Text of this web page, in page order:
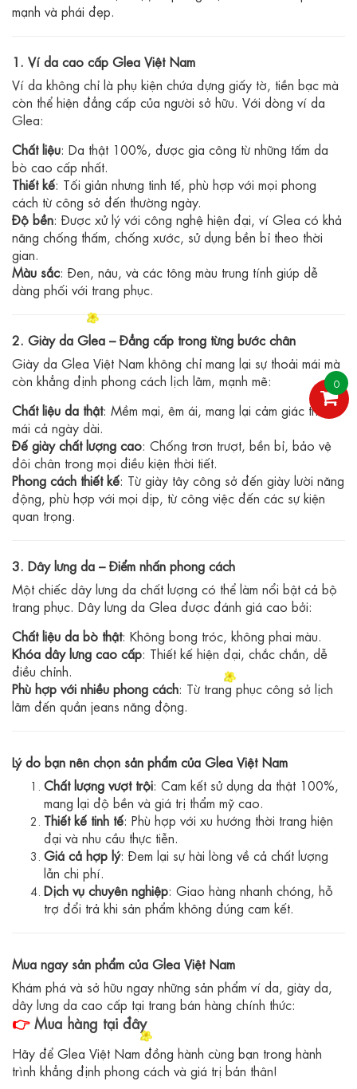
mạnh và phái đẹp.
1. Ví da cao cấp Glea Việt Nam
Ví da không chỉ là phụ kiện chứa đựng giấy tờ, tiền bạc mà
còn thể hiện đẳng cấp của người sở hữu. Với dòng ví da
Glea:
Chất liệu: Da thật 100%, được gia công từ những tấm da
bò cao cấp nhất.
Thiết kế: Tối giản nhưng tinh tế, phù hợp với mọi phong
cách từ công sở đến thường ngày.
Độ bền: Được xử lý với công nghệ hiện đại, ví Glea có khả
năng chống thấm, chống xước, sử dụng bền bỉ theo thời
gian.
Màu sắc: Đen, nâu, và các tông màu trung tính giúp dễ
dàng phối với trang phục.
2. Giày da Glea – Đẳng cấp trong từng bước chân
Giày da Glea Việt Nam không chỉ mang lại sự thoải mái mà
còn khẳng định phong cách lịch lãm, mạnh mẽ:
Chất liệu da thật: Mềm mại, êm ái, mang lại cảm giác thoải
mái cả ngày dài.
Đế giày chất lượng cao: Chống trơn trượt, bền bỉ, bảo vệ
đôi chân trong mọi điều kiện thời tiết.
Phong cách thiết kế: Từ giày tây công sở đến giày lười năng
động, phù hợp với mọi dịp, từ công việc đến các sự kiện
quan trọng.
3. Dây lưng da – Điểm nhấn phong cách
Một chiếc dây lưng da chất lượng có thể làm nổi bật cả bộ
trang phục. Dây lưng da Glea được đánh giá cao bởi:
Chất liệu da bò thật: Không bong tróc, không phai màu.
Khóa dây lưng cao cấp: Thiết kế hiện đại, chắc chắn, dễ
điều chỉnh.
Phù hợp với nhiều phong cách: Từ trang phục công sở lịch
lãm đến quần jeans năng động.
Lý do bạn nên chọn sản phẩm của Glea Việt Nam
Chất lượng vượt trội: Cam kết sử dụng da thật 100%,
mang lại độ bền và giá trị thẩm mỹ cao.
Thiết kế tinh tế: Phù hợp với xu hướng thời trang hiện
đại và nhu cầu thực tiễn.
Giá cả hợp lý: Đem lại sự hài lòng về cả chất lượng
lẫn chi phí.
Dịch vụ chuyên nghiệp: Giao hàng nhanh chóng, hỗ
trợ đổi trả khi sản phẩm không đúng cam kết.
Mua ngay sản phẩm của Glea Việt Nam
Khám phá và sở hữu ngay những sản phẩm ví da, giày da,
dây lưng da cao cấp tại trang bán hàng chính thức:
👉 Mua hàng tại đây
Hãy để Glea Việt Nam đồng hành cùng bạn trong hành
trình khẳng định phong cách và giá trị bản thân!
0